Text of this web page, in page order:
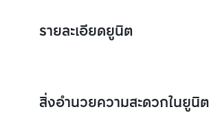
รายละเอียดยูนิต
สิ่งอำนวยความสะดวกในยูนิต